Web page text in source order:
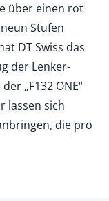
über einen rot
Stufen
DT Swiss das
der Lenker-
„F132 ONE“
lassen sich
die pro